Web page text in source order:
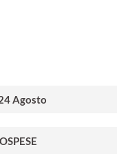
Agosto